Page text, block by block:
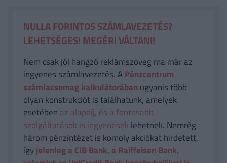
NULLA FORINTOS SZÁMLAVEZETÉS?
LEHETSÉGES! MEGÉRI VÁLTANI!
Nem csak jól hangzó reklámszöveg ma már az
ingyenes számlavezetés. APénzcentrum
számlacsomag kalkulátorában ugyanis több
olyan konstrukciót is találhatunk, amelyek
esetében az alapdíj, és a fontosabb
szolgáltatások is ingyenesek lehetnek. Nemrég
három pénzintézet is komoly akciókat hirdetett,
ígyjelenleg a CIB Bank, a Raiffeisen Bank,